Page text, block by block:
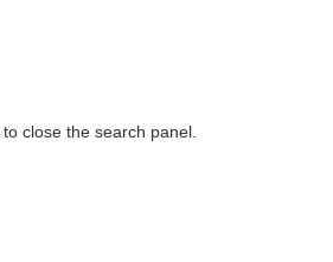
close the search panel.